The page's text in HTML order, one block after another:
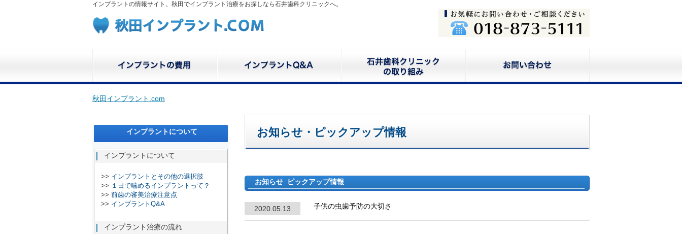
インプラントの情報サイト。秋田でインプラント治療をお探しなら石井歯科クリニックへ。
秋田インプラント.com
インプラントについて
インプラントについて
>> インプラントとその他の選択肢
>> １日で噛めるインプラントって？
>> 前歯の審美治療注意点
>> インプラントQ&A
インプラント治療の流れ
お知らせ・ピックアップ情報
お知らせ ピックアップ情報
子供の虫歯予防の大切さ
2020.05.13